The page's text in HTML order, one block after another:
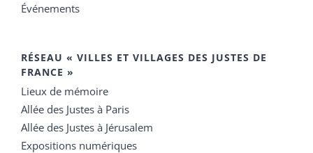
Événements
RÉSEAU « VILLES ET VILLAGES DES JUSTES DE
FRANCE »
Lieux de mémoire
Allée des Justes à Paris
Allée des Justes à Jérusalem
Expositions numériques